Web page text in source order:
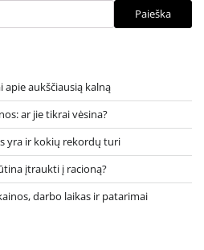
Paieška
apie aukščiausią kalną
ar jie tikrai vėsina?
yra ir kokių rekordų turi
įtraukti į racioną?
darbo laikas ir patarimai